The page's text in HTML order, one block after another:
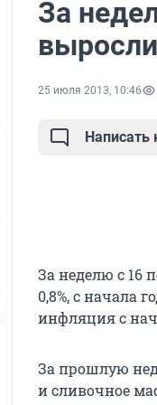
За
25 июля 2013, 10:46
Написать
За неделю с 16
0,8%, с начала
инфляция с
За прошлую
и сливочное